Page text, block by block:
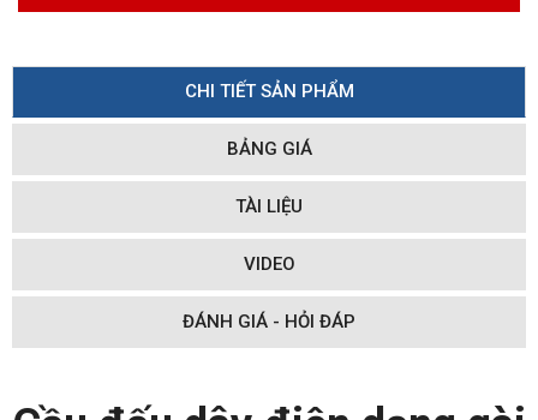
CHI TIẾT SẢN PHẨM
BẢNG GIÁ
TÀI LIỆU
VIDEO
ĐÁNH GIÁ - HỎI ĐÁP